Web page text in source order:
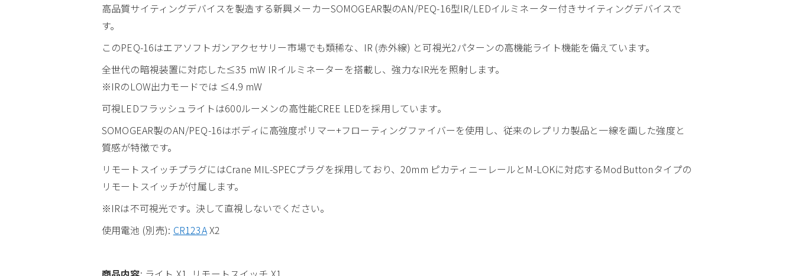
高品質サイティングデバイスを製造する新興メーカーSOMOGEAR製のAN/PEQ-16型IR/LEDイルミネーター付きサイティングデバイスで
す。
このPEQ-16はエアソフトガンアクセサリー市場でも類稀な、IR (赤外線) と可視光2パターンの高機能ライト機能を備えています。
全世代の暗視装置に対応した≤35 mW IRイルミネーターを搭載し、強力なIR光を照射します。
※IRのLOW出力モードでは ≤4.9 mW
可視LEDフラッシュライトは600ルーメンの高性能CREE LEDを採用しています。
SOMOGEAR製のAN/PEQ-16はボディに高強度ポリマー+フローティングファイバーを使用し、従来のレプリカ製品と一線を画した強度と
質感が特徴です。
リモートスイッチプラグにはCrane MIL-SPECプラグを採用しており、20mm ピカティニーレールとM-LOKに対応するModButtonタイプの
リモートスイッチが付属します。
※IRは不可視光です。決して直視しないでください。
使用電池 (別売): CR123AX2